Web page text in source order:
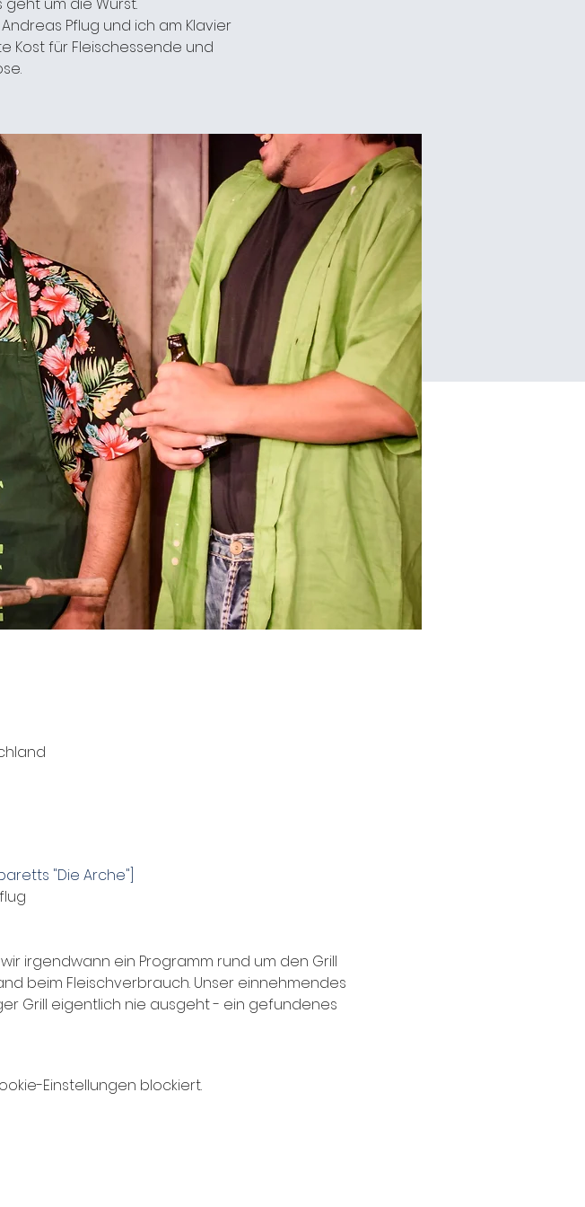
Pflug und ich am Klavier
Kost für Fleischessende und
"Die Arche"]
irgendwann ein Programm rund um den Grill
beim Fleischverbrauch. Unser einnehmendes
Grill eigentlich nie ausgeht - ein gefundenes
Einstellungen blockiert.